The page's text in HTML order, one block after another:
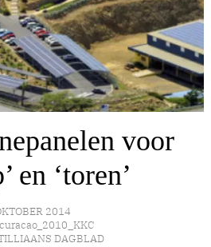
voor
en ‘toren’
2014
DAGBLAD